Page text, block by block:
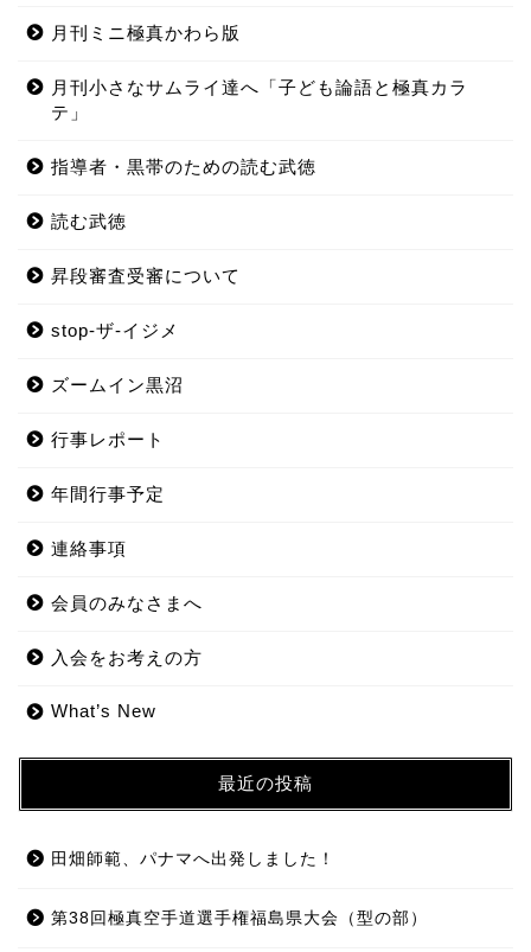
月刊ミニ極真かわら版
月刊小さなサムライ達へ「子ども論語と極真カラ
テ」
指導者・黒帯のための読む武徳
読む武徳
昇段審査受審について
stop-ザ-イジメ
ズームイン黒沼
行事レポート
年間行事予定
連絡事項
会員のみなさまへ
入会をお考えの方
What’s New
最近の投稿
田畑師範、パナマへ出発しました！
第38回極真空手道選手権福島県大会（型の部）